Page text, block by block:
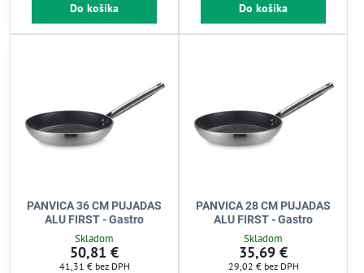
Do košíka Do košíka
PANVICA 36 CM PUJADAS
ALU FIRST - Gastro
Skladom
50,81 €
41,31 € bez DPH
PANVICA 28 CM PUJADAS
ALU FIRST - Gastro
Skladom
35,69 €
29,02 € bez DPH